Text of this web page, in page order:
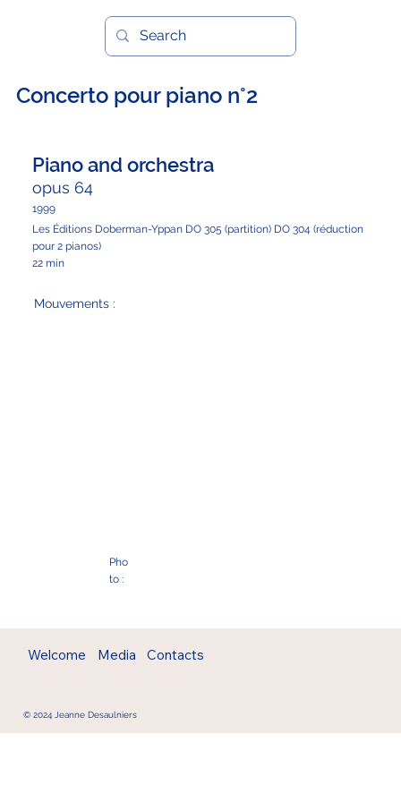
Concerto pour piano n°2
Piano and orchestra
opus 64
1999
Les Éditions Doberman-Yppan DO 305 (partition) DO 304 (réduction
pour 2 pianos)
22 min
Mouvements :
Pho
to :
© 2024 Jeanne Desaulniers
Welcome Media Contacts